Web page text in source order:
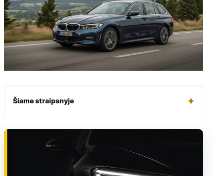
Šiame straipsnyje +